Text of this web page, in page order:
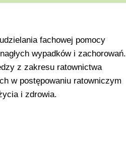
fachowej pomocy
wypadków i zachorowań.
z zakresu ratownictwa
w postępowaniu ratowniczym
i zdrowia.